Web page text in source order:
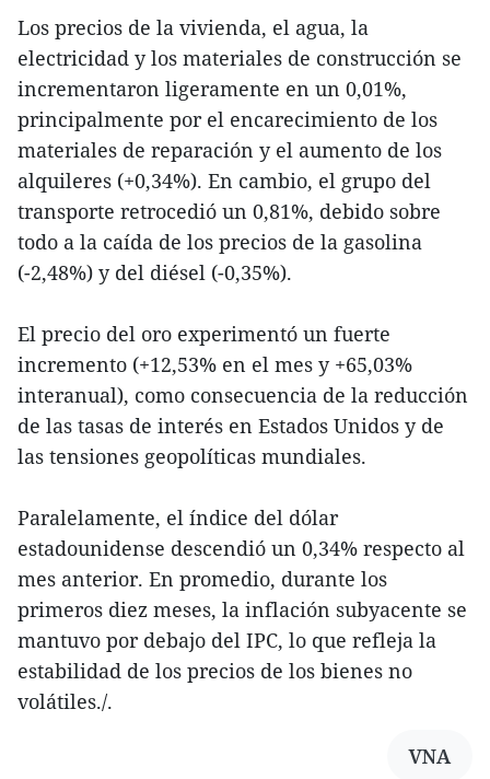
Los precios de la vivienda, el agua, la
electricidad y los materiales de construcción se
incrementaron ligeramente en un 0,01%,
principalmente por el encarecimiento de los
materiales de reparación y el aumento de los
alquileres (+0,34%). En cambio, el grupo del
transporte retrocedió un 0,81%, debido sobre
todo a la caída de los precios de la gasolina
(-2,48%) y del diésel (-0,35%).
El precio del oro experimentó un fuerte
incremento (+12,53% en el mes y +65,03%
interanual), como consecuencia de la reducción
de las tasas de interés en Estados Unidos y de
las tensiones geopolíticas mundiales.
Paralelamente, el índice del dólar
estadounidense descendió un 0,34% respecto al
mes anterior. En promedio, durante los
primeros diez meses, la inflación subyacente se
mantuvo por debajo del IPC, lo que refleja la
estabilidad de los precios de los bienes no
volátiles./.
VNA